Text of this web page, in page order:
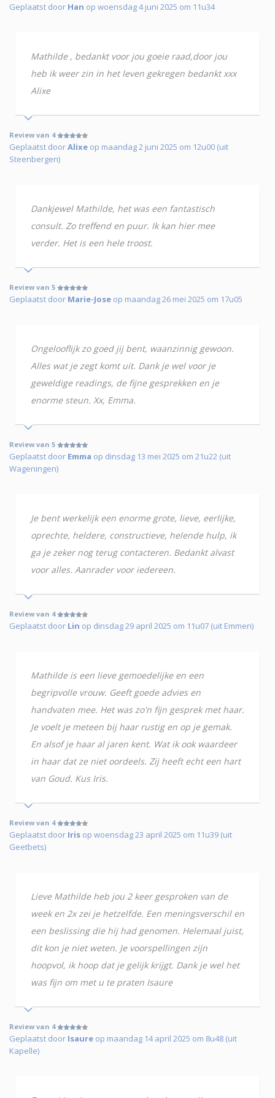
Geplaatst door Han op woensdag 4 juni 2025 om 11u34
Mathilde , bedankt voor jou goeie raad,door jou
heb ik weer zin in het leven gekregen bedankt xxx
Alixe
Review van 4
Geplaatst doorAlixe op maandag 2 juni 2025 om 12u00 (uit
Steenbergen)
Dankjewel Mathilde, het was een fantastisch
consult. Zo treffend en puur. Ik kan hier mee
verder. Het is een hele troost.
Review van 5
Geplaatst door Marie-Jose op maandag 26 mei 2025 om 17u05
Ongelooflijk zo goed jij bent, waanzinnig gewoon.
Alles wat je zegt komt uit. Dank je wel voor je
geweldige readings, de fijne gesprekken en je
enorme steun. Xx, Emma.
Review van 5
Geplaatst door Emma op dinsdag 13 mei 2025 om 21u22 (uit
Wageningen)
Je bent werkelijk een enorme grote, lieve, eerlijke,
oprechte, heldere, constructieve, helende hulp, ik
ga je zeker nog terug contacteren. Bedankt alvast
voor alles. Aanrader voor iedereen.
Review van 4
Geplaatst door Lin op dinsdag 29 april 2025 om 11u07 (uit Emmen)
Mathilde is een lieve gemoedelijke en een
begripvolle vrouw. Geeft goede advies en
handvaten mee. Het was zo'n fijn gesprek met haar.
Je voelt je meteen bij haar rustig en op je gemak.
En alsof je haar al jaren kent. Wat ik ook waardeer
in haar dat ze niet oordeels. Zij heeft echt een hart
van Goud. Kus Iris.
Review van 4
Geplaatst door Iris op woensdag 23 april 2025 om 11u39 (uit
Geetbets)
Lieve Mathilde heb jou 2 keer gesproken van de
week en 2x zei je hetzelfde. Een meningsverschil en
een beslissing die hij had genomen. Helemaal juist,
dit kon je niet weten. Je voorspellingen zijn
hoopvol, ik hoop dat je gelijk krijgt. Dank je wel het
was fijn om met u te praten Isaure
Review van 4
Geplaatst door Isaure op maandag 14 april 2025 om 8u48 (uit
Kapelle)